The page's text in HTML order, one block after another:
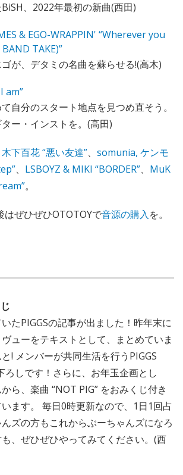
、2022年最初の新曲(西田)
& EGO-WRAPPIN' “Wherever you
TAKE)”
が、デタミの名曲を蘇らせる!(高木)
am”
自分のスタート地点を見つめ直そう。
ー・インストを。(高田)
木下百花 “悪い友達”、 somunia, ケンモ
、 LSBOYZ & MIKI “BORDER”、 MuK
。
ぜひぜひOTOTOYで音源の購入を。
たPIGGSの記事が出ました！昨年末に
ューをテキストとして、まとめていま
! メンバーが共同生活を行うPIGGS
ろしです！さらに、お年玉企画とし
ら、楽曲 “NOT PIG” をおみくじ付き
ます。 毎日0時更新なので、1日1回占
ズの方もこれからぶーちゃんズになろ
、ぜひぜひやってみてください。(西